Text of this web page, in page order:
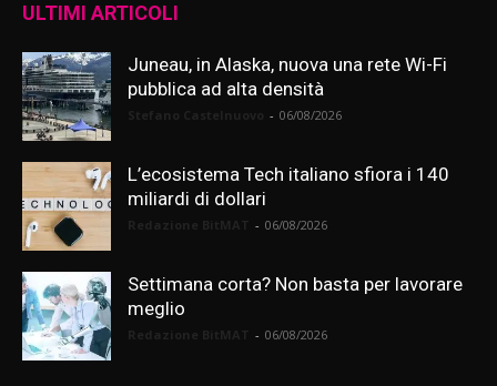
ULTIMI ARTICOLI
Juneau, in Alaska, nuova una rete Wi-Fi
pubblica ad alta densità
- 06/08/2026
L’ecosistema Tech italiano sfiora i 140
miliardi di dollari
- 06/08/2026
Settimana corta? Non basta per lavorare
meglio
- 06/08/2026